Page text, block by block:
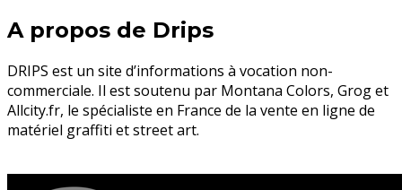
A propos de Drips
DRIPS est un site d’informations à vocation non-
commerciale. Il est soutenu par Montana Colors, Grog et
Allcity.fr, le spécialiste en France de la vente en ligne de
matériel graffiti et street art.